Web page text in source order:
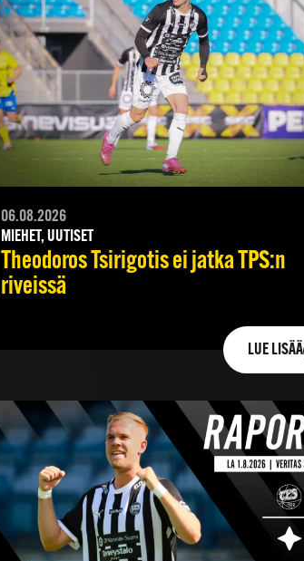
06.08.2026
MIEHET, UUTISET
Theodoros Tsirigotis ei jatka TPS:n
riveissä
LUE LISÄÄ